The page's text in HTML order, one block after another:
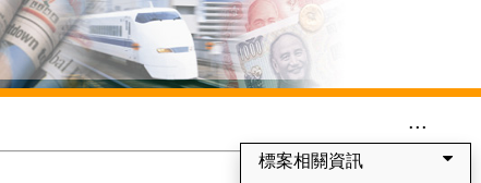
...
標案相關資訊